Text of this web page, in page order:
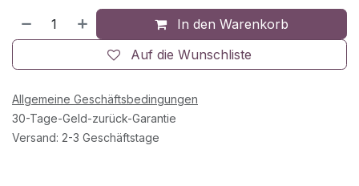
In den Warenkorb
Auf die Wunschliste
Allgemeine Geschäftsbedingungen
30-Tage-Geld-zurück-Garantie
Versand: 2-3 Geschäftstage